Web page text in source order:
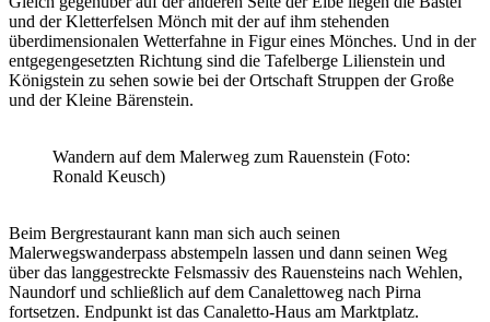
und der Kletterfelsen Mönch mit der auf ihm stehenden
überdimensionalen Wetterfahne in Figur eines Mönches. Und in der
entgegengesetzten Richtung sind die Tafelberge Lilienstein und
Königstein zu sehen sowie bei der Ortschaft Struppen der Große
und der Kleine Bärenstein.
Wandern auf dem Malerweg zum Rauenstein (Foto:
Ronald Keusch)
Beim Bergrestaurant kann man sich auch seinen
Malerwegswanderpass abstempeln lassen und dann seinen Weg
über das langgestreckte Felsmassiv des Rauensteins nach Wehlen,
Naundorf und schließlich auf dem Canalettoweg nach Pirna
fortsetzen. Endpunkt ist das Canaletto-Haus am Marktplatz.